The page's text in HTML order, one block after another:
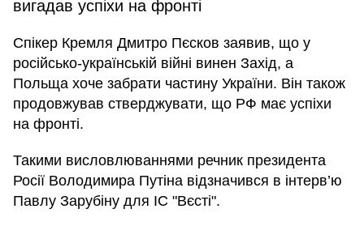
вигадав успіхи на фронті
Спікер Кремля Дмитро Пєсков заявив, що у
російсько-українській війні винен Захід, а
Польща хоче забрати частину України. Він також
продовжував стверджувати, що РФ має успіхи
на фронті.
Такими висловлюваннями речник президента
Росії Володимира Путіна відзначився в інтерв’ю
Павлу Зарубіну для ІС "Вєсті".